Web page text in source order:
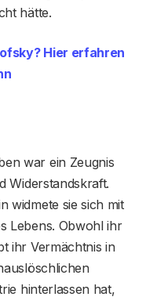
hätte.
Hier erfahren
war ein Zeugnis
Widerstandskraft.
widmete sie sich mit
Lebens. Obwohl ihr
ihr Vermächtnis in
hinterlassen hat,